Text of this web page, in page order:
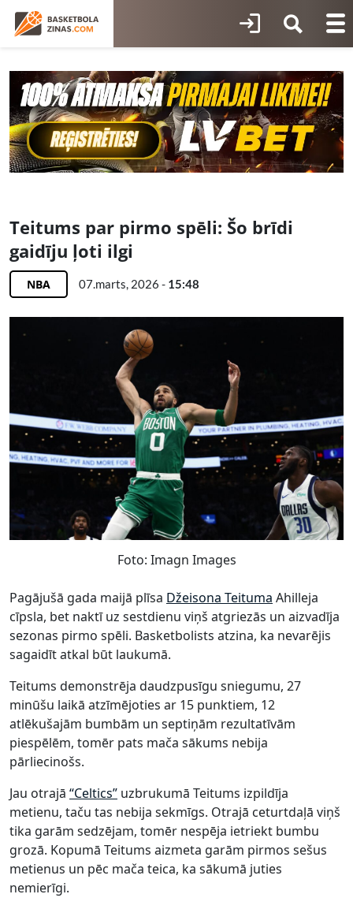
Teitums par pirmo spēli: Šo brīdi
gaidīju ļoti ilgi
NBA 07.marts, 2026 - 15:48
Foto: Imagn Images
Pagājušā gada maijā plīsa Džeisona Teituma Ahilleja
cīpsla, bet naktī uz sestdienu viņš atgriezās un aizvadīja
sezonas pirmo spēli. Basketbolists atzina, ka nevarējis
sagaidīt atkal būt laukumā.
Teitums demonstrēja daudzpusīgu sniegumu, 27
minūšu laikā atzīmējoties ar 15 punktiem, 12
atlēkušajām bumbām un septiņām rezultatīvām
piespēlēm, tomēr pats mača sākums nebija
pārliecinošs.
Jau otrajā “Celtics” uzbrukumā Teitums izpildīja
metienu, taču tas nebija sekmīgs. Otrajā ceturtdaļā viņš
tika garām sedzējam, tomēr nespēja ietriekt bumbu
grozā. Kopumā Teitums aizmeta garām pirmos sešus
metienus un pēc mača teica, ka sākumā juties
nemierīgi.